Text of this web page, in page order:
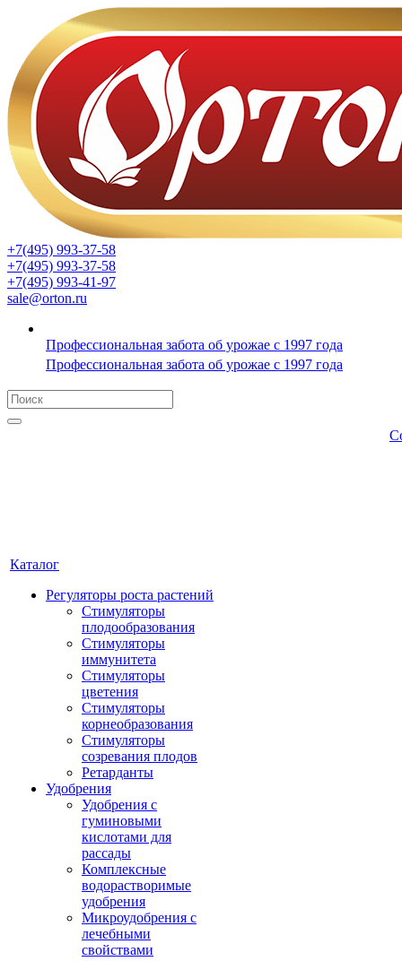
+7(495) 993-37-58
+7(495) 993-37-58
+7(495) 993-41-97
sale@orton.ru
Профессиональная забота об урожае с 1997 года
Профессиональная забота об урожае с 1997 года
Каталог
Регуляторы роста растений
Стимуляторы
плодообразования
Стимуляторы
иммунитета
Стимуляторы
цветения
Стимуляторы
корнеобразования
Стимуляторы
созревания плодов
Ретарданты
Удобрения
Удобрения с
гуминовыми
кислотами для
рассады
Комплексные
водорастворимые
удобрения
Микроудобрения с
лечебными
свойствами